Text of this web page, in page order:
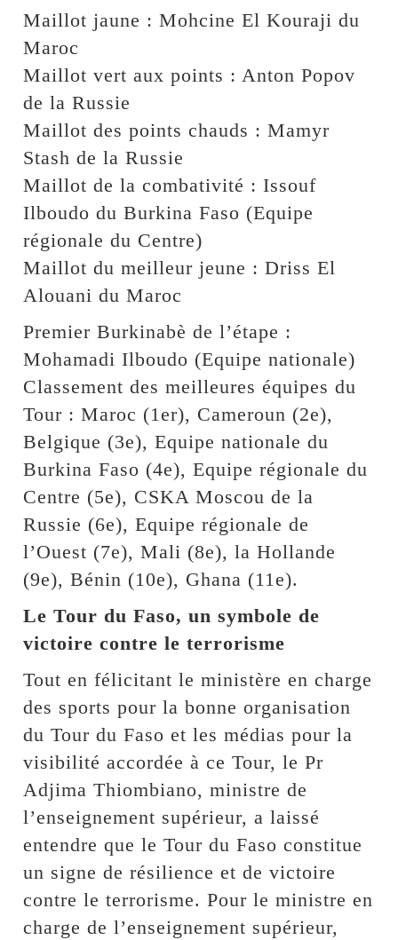
Maillot jaune : Mohcine El Kouraji du
Maroc
Maillot vert aux points : Anton Popov
de la Russie
Maillot des points chauds : Mamyr
Stash de la Russie
Maillot de la combativité : Issouf
Ilboudo du Burkina Faso (Equipe
régionale du Centre)
Maillot du meilleur jeune : Driss El
Alouani du Maroc
Premier Burkinabè de l’étape :
Mohamadi Ilboudo (Equipe nationale)
Classement des meilleures équipes du
Tour : Maroc (1er), Cameroun (2e),
Belgique (3e), Equipe nationale du
Burkina Faso (4e), Equipe régionale du
Centre (5e), CSKA Moscou de la
Russie (6e), Equipe régionale de
l’Ouest (7e), Mali (8e), la Hollande
(9e), Bénin (10e), Ghana (11e).
Le Tour du Faso, un symbole de
victoire contre le terrorisme
Tout en félicitant le ministère en charge
des sports pour la bonne organisation
du Tour du Faso et les médias pour la
visibilité accordée à ce Tour, le Pr
Adjima Thiombiano, ministre de
l’enseignement supérieur, a laissé
entendre que le Tour du Faso constitue
un signe de résilience et de victoire
contre le terrorisme. Pour le ministre en
charge de l’enseignement supérieur,